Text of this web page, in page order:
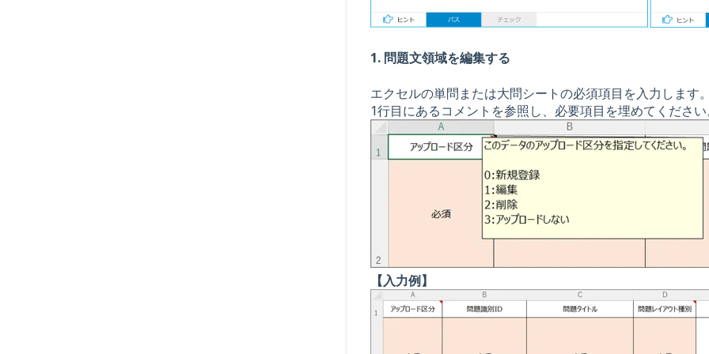
1. 問題文領域を編集する
エクセルの単問または大問シートの必須項目を入力します
1行目にあるコメントを参照し、必要項目を埋めてくださ
【入力例】